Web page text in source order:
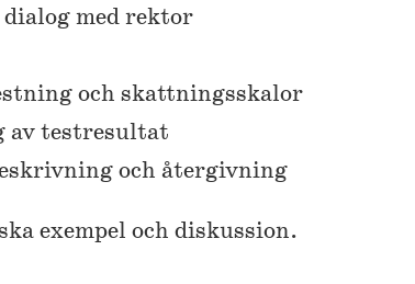
med rektor
och skattningsskalor
av testresultat
och återgivning
exempel och diskussion.